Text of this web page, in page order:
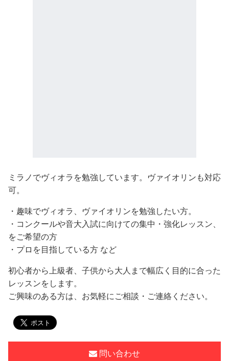
ミラノでヴィオラを勉強しています。ヴァイオリンも対応
可。
・趣味でヴィオラ、ヴァイオリンを勉強したい方。
・コンクールや音大入試に向けての集中・強化レッスン、
をご希望の方
・プロを目指している方 など
初心者から上級者、子供から大人まで幅広く目的に合った
レッスンをします。
ご興味のある方は、お気軽にご相談・ご連絡ください。
問い合わせ